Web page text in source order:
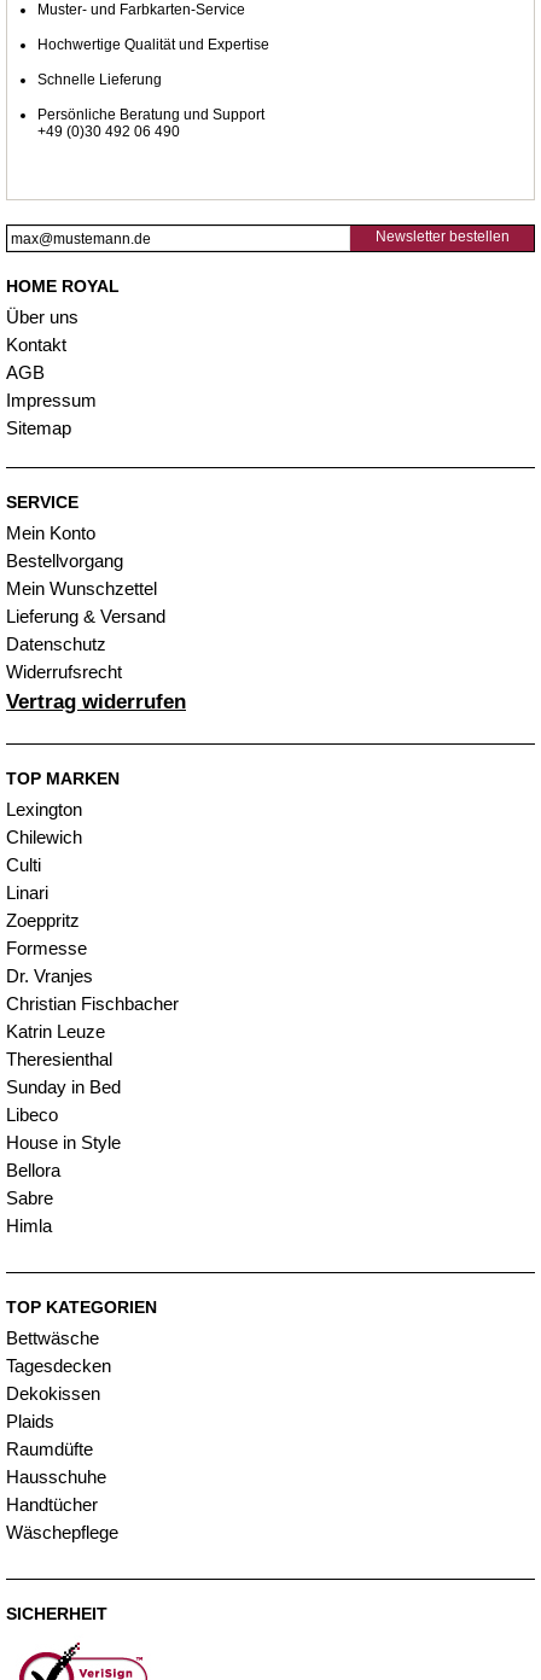
Muster- und Farbkarten-Service
Hochwertige Qualität und Expertise
Schnelle Lieferung
Persönliche Beratung und Support
+49 (0)30 492 06 490
Newsletter bestellen
HOME ROYAL
Über uns
Kontakt
AGB
Impressum
Sitemap
SERVICE
Mein Konto
Bestellvorgang
Mein Wunschzettel
Lieferung & Versand
Datenschutz
Widerrufsrecht
Vertrag widerrufen
TOP MARKEN
Lexington
Chilewich
Culti
Linari
Zoeppritz
Formesse
Dr. Vranjes
Christian Fischbacher
Katrin Leuze
Theresienthal
Sunday in Bed
Libeco
House in Style
Bellora
Sabre
Himla
TOP KATEGORIEN
Bettwäsche
Tagesdecken
Dekokissen
Plaids
Raumdüfte
Hausschuhe
Handtücher
Wäschepflege
SICHERHEIT